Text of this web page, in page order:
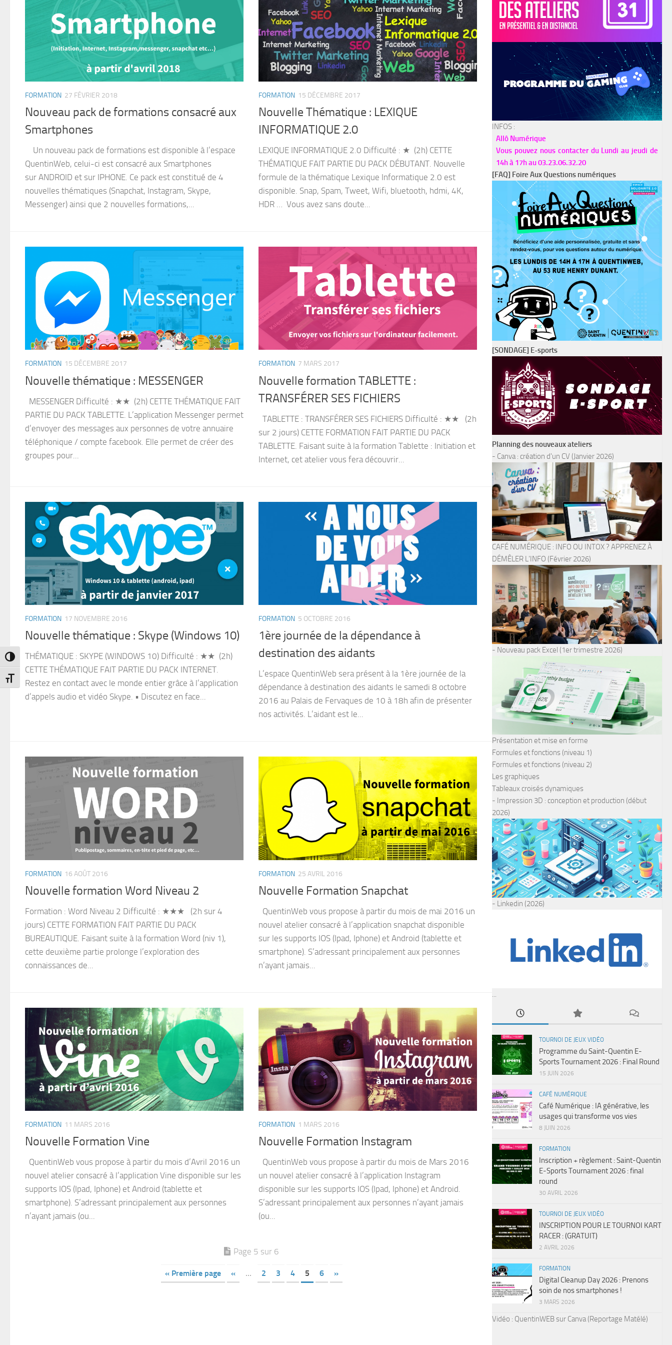
Passer en contraste élevé
Changer la taille de la police
FORMATION 27 FÉVRIER 2018
Nouveau pack de formations consacré aux
Smartphones
Un nouveau pack de formations est disponible à l’espace
QuentinWeb, celui-ci est consacré aux Smartphones
sur ANDROID et sur IPHONE. Ce pack est constitué de 4
nouvelles thématiques (Snapchat, Instagram, Skype,
Messenger) ainsi que 2 nouvelles formations,...
FORMATION 15 DÉCEMBRE 2017
Nouvelle Thématique : LEXIQUE
INFORMATIQUE 2.0
LEXIQUE INFORMATIQUE 2.0 Difficulté : ★ (2h) CETTE
THÉMATIQUE FAIT PARTIE DU PACK DÉBUTANT. Nouvelle
formule de la thématique Lexique Informatique 2.0 est
disponible. Snap, Spam, Tweet, Wifi, bluetooth, hdmi, 4K,
HDR … Vous avez sans doute...
FORMATION 15 DÉCEMBRE 2017
Nouvelle thématique : MESSENGER
MESSENGER Difficulté : ★★ (2h) CETTE THÉMATIQUE FAIT
PARTIE DU PACK TABLETTE. L’application Messenger permet
d’envoyer des messages aux personnes de votre annuaire
téléphonique / compte facebook. Elle permet de créer des
groupes pour...
FORMATION 7 MARS 2017
Nouvelle formation TABLETTE :
TRANSFÉRER SES FICHIERS
TABLETTE : TRANSFÉRER SES FICHIERS Difficulté : ★★ (2h
sur 2 jours) CETTE FORMATION FAIT PARTIE DU PACK
TABLETTE. Faisant suite à la formation Tablette : Initiation et
Internet, cet atelier vous fera découvrir...
FORMATION 17 NOVEMBRE 2016
Nouvelle thématique : Skype (Windows 10)
THÉMATIQUE : SKYPE (WINDOWS 10) Difficulté : ★★ (2h)
CETTE THÉMATIQUE FAIT PARTIE DU PACK INTERNET.
Restez en contact avec le monde entier grâce à l’application
d’appels audio et vidéo Skype. • Discutez en face...
FORMATION 5 OCTOBRE 2016
1ère journée de la dépendance à
destination des aidants
L’espace QuentinWeb sera présent à la 1ère journée de la
dépendance à destination des aidants le samedi 8 octobre
2016 au Palais de Fervaques de 10 à 18h afin de présenter
nos activités. L’aidant est le...
FORMATION 16 AOÛT 2016
Nouvelle formation Word Niveau 2
Formation : Word Niveau 2 Difficulté : ★★★ (2h sur 4
jours) CETTE FORMATION FAIT PARTIE DU PACK
BUREAUTIQUE. Faisant suite à la formation Word (niv 1),
cette deuxième partie prolonge l’exploration des
connaissances de...
FORMATION 25 AVRIL 2016
Nouvelle Formation Snapchat
QuentinWeb vous propose à partir du mois de mai 2016 un
nouvel atelier consacré à l’application snapchat disponible
sur les supports IOS (Ipad, Iphone) et Android (tablette et
smartphone). S’adressant principalement aux personnes
n’ayant jamais...
FORMATION 11 MARS 2016
Nouvelle Formation Vine
QuentinWeb vous propose à partir du mois d’Avril 2016 un
nouvel atelier consacré à l’application Vine disponible sur les
supports IOS (Ipad, Iphone) et Android (tablette et
smartphone). S’adressant principalement aux personnes
n’ayant jamais (ou...
FORMATION 1 MARS 2016
Nouvelle Formation Instagram
QuentinWeb vous propose à partir du mois de Mars 2016
un nouvel atelier consacré à l’application Instagram
disponible sur les supports IOS (Ipad, Iphone) et Android.
S’adressant principalement aux personnes n’ayant jamais
(ou...
Page 5 sur 6
« Première page « … 2 3 4 5 6 »
INFOS :
Allô Numérique
Vous pouvez nous contacter du Lundi au jeudi de
14h à 17h au 03.23.06.32.20
[FAQ] Foire Aux Questions numériques
[SONDAGE] E-sports
Planning des nouveaux ateliers
- Canva : création d'un CV (Janvier 2026)
CAFÉ NUMÉRIQUE : INFO OU INTOX ? APPRENEZ À
DÉMÊLER L’INFO (Février 2026)
- Nouveau pack Excel (1er trimestre 2026)
Présentation et mise en forme
Formules et fonctions (niveau 1)
Formules et fonctions (niveau 2)
Les graphiques
Tableaux croisés dynamiques
- Impression 3D : conception et production (début
2026)
- Linkedin (2026)
...
TOURNOI DE JEUX VIDÉO
Programme du Saint-Quentin E-
Sports Tournament 2026 : Final Round
15 JUIN 2026
CAFÉ NUMÉRIQUE
Café Numérique : IA générative, les
usages qui transforme vos vies
8 JUIN 2026
FORMATION
Inscription + règlement : Saint-Quentin
E-Sports Tournament 2026 : final
round
30 AVRIL 2026
TOURNOI DE JEUX VIDÉO
INSCRIPTION POUR LE TOURNOI KART
RACER : (GRATUIT)
2 AVRIL 2026
FORMATION
Digital Cleanup Day 2026 : Prenons
soin de nos smartphones !
3 MARS 2026
Vidéo : QuentinWEB sur Canva (Reportage Matélé)